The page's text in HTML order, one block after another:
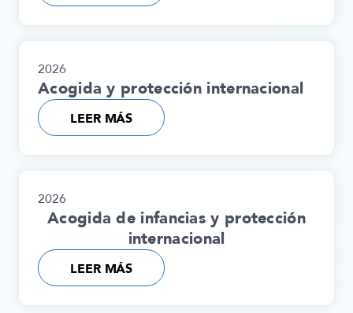
2026
Acogida y protección internacional
LEER MÁS
2026
Acogida de infancias y protección
internacional
LEER MÁS